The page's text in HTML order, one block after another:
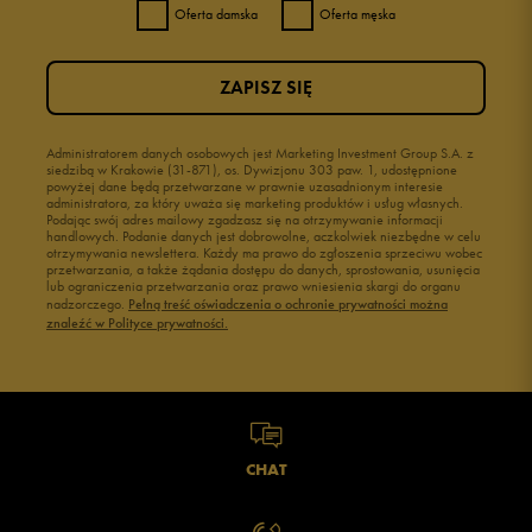
Oferta damska Oferta męska
Administratorem danych osobowych jest Marketing Investment Group S.A. z
siedzibą w Krakowie (31-871), os. Dywizjonu 303 paw. 1, udostępnione
powyżej dane będą przetwarzane w prawnie uzasadnionym interesie
administratora, za który uważa się marketing produktów i usług własnych.
Podając swój adres mailowy zgadzasz się na otrzymywanie informacji
handlowych. Podanie danych jest dobrowolne, aczkolwiek niezbędne w celu
otrzymywania newslettera. Każdy ma prawo do zgłoszenia sprzeciwu wobec
przetwarzania, a także żądania dostępu do danych, sprostowania, usunięcia
lub ograniczenia przetwarzania oraz prawo wniesienia skargi do organu
nadzorczego. Pełną treść oświadczenia o ochronie prywatności można
znaleźć w Polityce prywatności.
ZAPISZ SIĘ
CHAT